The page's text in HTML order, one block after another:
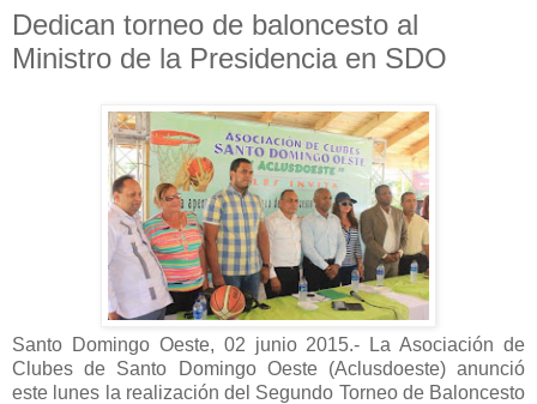
Dedican torneo de baloncesto al
Ministro de la Presidencia en SDO
Santo Domingo Oeste, 02 junio 2015.- La Asociación de
Clubes de Santo Domingo Oeste (Aclusdoeste) anunció
este lunes la realización del Segundo Torneo de Baloncesto